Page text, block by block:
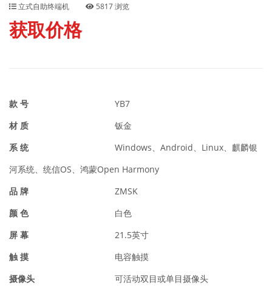
立式自助终端机 5817 浏览
获取价格
款 号
YB7
材 质
钣金
系 统
Windows、Android、Linux、麒麟银
河系统、统信OS、鸿蒙Open Harmony
品 牌
ZMSK
颜 色
白色
屏 幕
21.5英寸
触 摸
电容触摸
摄像头
可活动双目或单目摄像头